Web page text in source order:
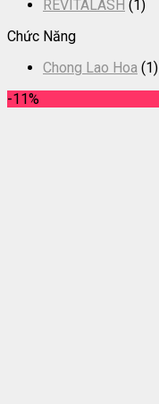
REVITALASH (1)
Chức Năng
Chong Lao Hoa (1)
-11%